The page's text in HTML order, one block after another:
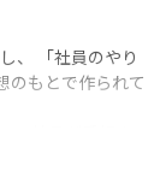
、 「社員のやり
のもとで作られて